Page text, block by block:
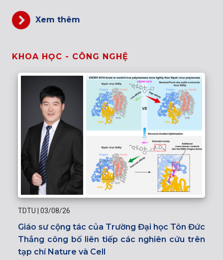
Xem thêm
KHOA HỌC - CÔNG NGHỆ
TDTU 03/08/26
Giáo sư cộng tác của Trường Đại học Tôn Đức
Thắng công bố liên tiếp các nghiên cứu trên
tạp chí Nature và Cell